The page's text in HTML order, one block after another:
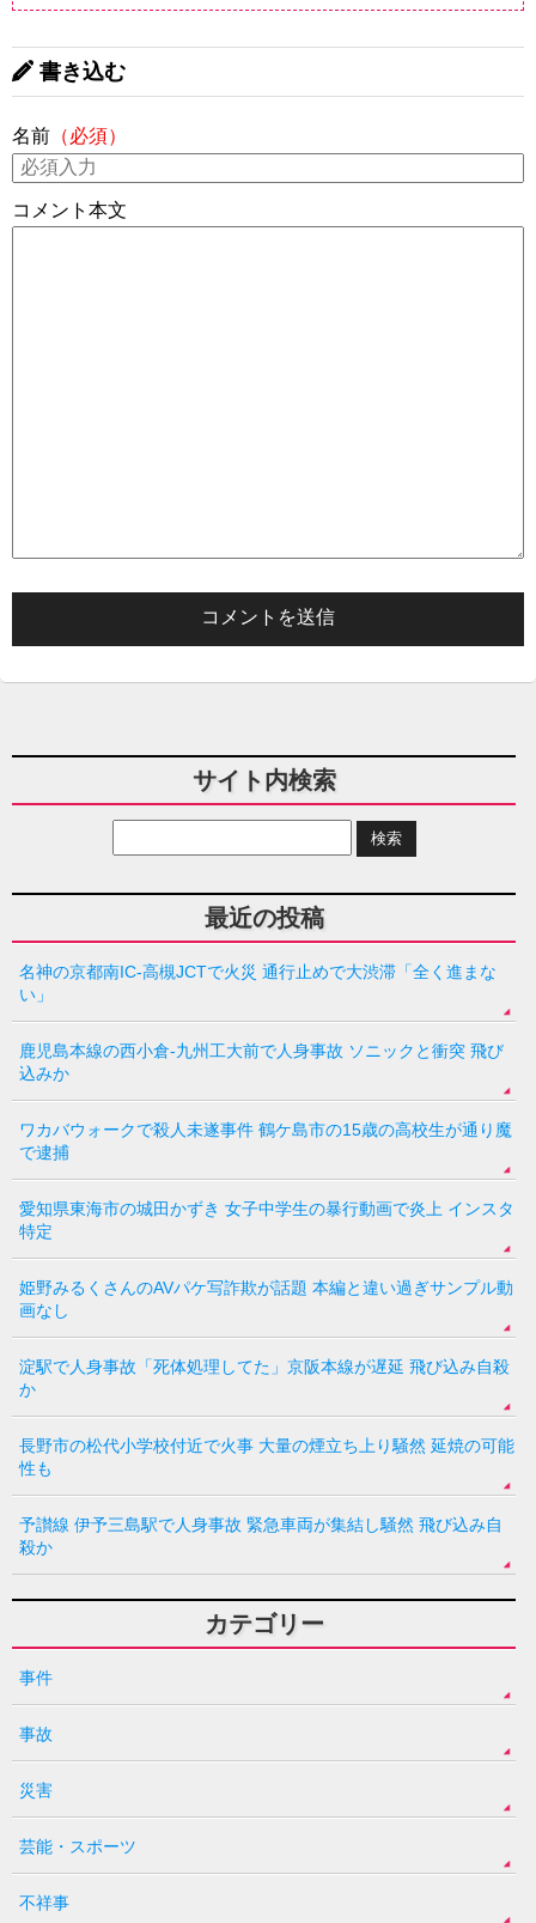
書き込む
名前 （必須）
コメント本文
サイト内検索
最近の投稿
名神の京都南IC-高槻JCTで火災 通行止めで大渋滞「全く進まな
い」
鹿児島本線の西小倉-九州工大前で人身事故 ソニックと衝突 飛び
込みか
ワカバウォークで殺人未遂事件 鶴ケ島市の15歳の高校生が通り魔
で逮捕
愛知県東海市の城田かずき 女子中学生の暴行動画で炎上 インスタ
特定
姫野みるくさんのAVパケ写詐欺が話題 本編と違い過ぎサンプル動
画なし
淀駅で人身事故「死体処理してた」京阪本線が遅延 飛び込み自殺
か
長野市の松代小学校付近で火事 大量の煙立ち上り騒然 延焼の可能
性も
予讃線 伊予三島駅で人身事故 緊急車両が集結し騒然 飛び込み自
殺か
カテゴリー
事件
事故
災害
芸能・スポーツ
不祥事